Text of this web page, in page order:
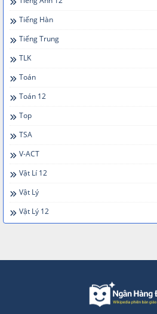
Tiếng Hàn
Tiếng Trung
TLK
Toán
Toán 12
Top
TSA
V-ACT
Vật Lí 12
Vật Lý
Vật Lý 12